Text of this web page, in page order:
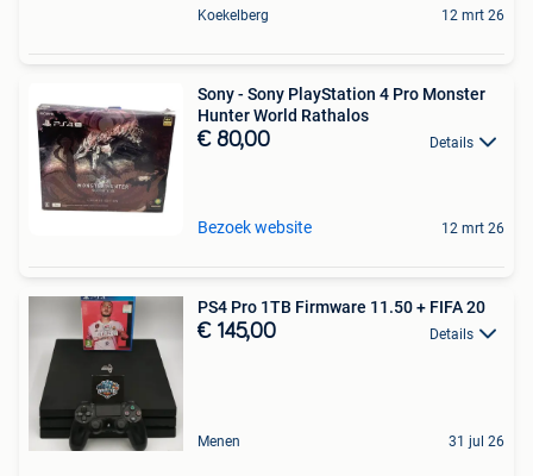
Koekelberg 12 mrt 26
Sony - Sony PlayStation 4 Pro Monster
Hunter World Rathalos
€ 80,00 Details
Bezoek website 12 mrt 26
PS4 Pro 1TB Firmware 11.50 + FIFA 20
€ 145,00 Details
Menen 31 jul 26